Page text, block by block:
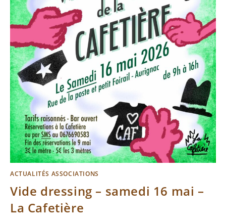
ACTUALITÉS ASSOCIATIONS
Vide dressing – samedi 16 mai –
La Cafetière